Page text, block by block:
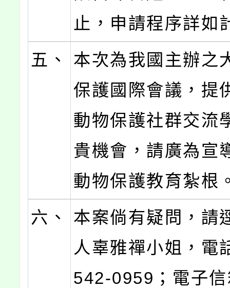
止，申請程序詳如
五、
本次為我國主辦之
保護國際會議，提
動物保護社群交流
貴機會，請廣為宣
動物保護教育紮根
六、
本案倘有疑問，請
人辜雅禪小姐，電
542-0959；電子